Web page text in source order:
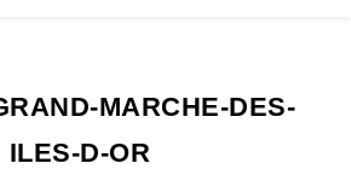
MARCHE-DES-
ILES-D-OR